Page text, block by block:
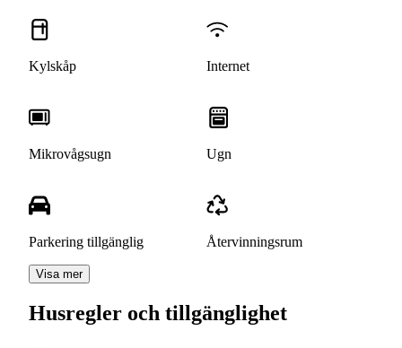
Kylskåp Internet
Mikrovågsugn Ugn
Parkering tillgänglig Återvinningsrum
Visa mer
Husregler och tillgänglighet